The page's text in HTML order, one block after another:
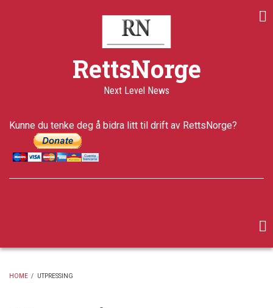
RettsNorge
Next Level News
Kunne du tenke deg å bidra litt til drift av RettsNorge?
HOME / UTPRESSING